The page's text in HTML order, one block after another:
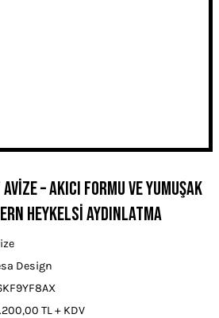
– Akıcı Formu ve Yumuşak
Heykelsi Aydınlatma
Design
TL + KDV